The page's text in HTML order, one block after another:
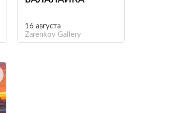
16 августа
Zarenkov Gallery